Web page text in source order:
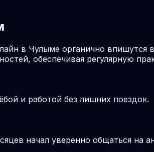
в Чулыме органично
обеспечивая регулярную
и работой без лишних поездок.
начал уверенно общаться на